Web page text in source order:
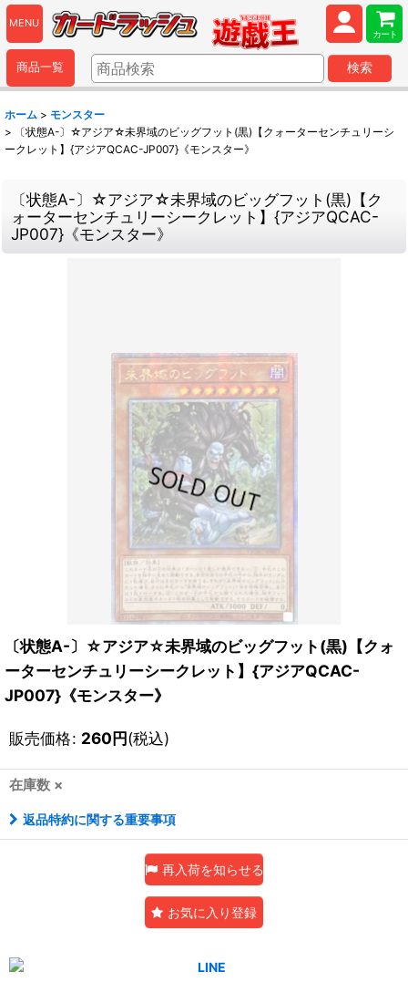
MENU
カート
商品一覧 検索
ホーム > モンスター
>
〔状態A-〕☆アジア☆未界域のビッグフット(黒)【クォーターセンチュリーシ
ークレット】{アジアQCAC-JP007}《モンスター》
〔状態A-〕☆アジア☆未界域のビッグフット(黒)【ク
ォーターセンチュリーシークレット】{アジアQCAC-
JP007}《モンスター》
〔状態A-〕☆アジア☆未界域のビッグフット(黒)【クォ
ーターセンチュリーシークレット】{アジアQCAC-
JP007}《モンスター》
販売価格: 260円(税込)
在庫数 ×
返品特約に関する重要事項
再入荷を知らせる
お気に入り登録